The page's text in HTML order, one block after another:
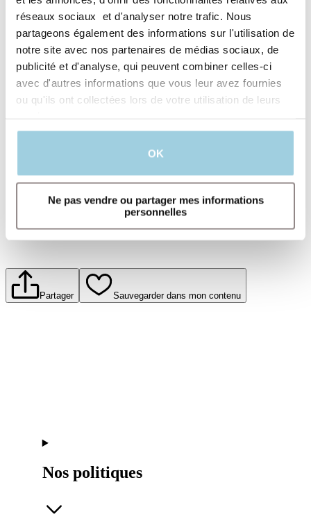
réseaux sociaux et d'analyser notre trafic. Nous
partageons également des informations sur l'utilisation de
notre site avec nos partenaires de médias sociaux, de
publicité et d'analyse, qui peuvent combiner celles-ci
avec d'autres informations que vous leur avez fournies
ou qu'ils ont collectées lors de votre utilisation de leurs
OK
Ne pas vendre ou partager mes informations
personnelles
J’accepte qu’Atos Medical traite mes données
personnelles dans le but de recevoir du
contenu marketing, des offres, invitations aux
Partager Sauvegarder dans mon contenu
Nos politiques